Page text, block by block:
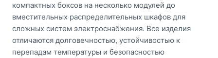
компактных боксов на несколько модулей до
вместительных распределительных шкафов для
сложных систем электроснабжения. Все изделия
отличаются долговечностью, устойчивостью к
перепадам температуры и безопасностью